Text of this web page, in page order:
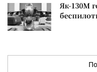
Як-130М